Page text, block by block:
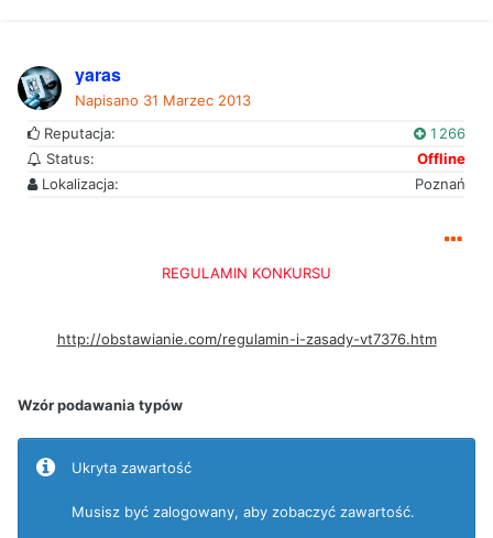
yaras
Napisano 31 Marzec 2013
Reputacja:
1 266
Status:
Offline
Lokalizacja:
Poznań
REGULAMIN KONKURSU
http://obstawianie.com/regulamin-i-zasady-vt7376.htm
Wzór podawania typów
Ukryta zawartość
Musisz być zalogowany, aby zobaczyć zawartość.